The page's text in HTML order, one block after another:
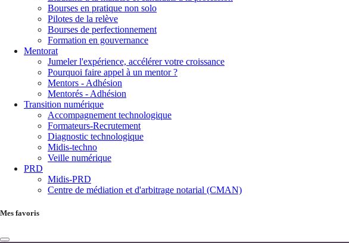
Bourses en pratique non solo
Pilotes de la relève
Bourses de perfectionnement
Formation en gouvernance
Mentorat
Jumeler l'expérience, accélérer votre croissance
Pourquoi faire appel à un mentor ?
Mentors - Adhésion
Mentorés - Adhésion
Transition numérique
Accompagnement technologique
Formateurs-Recrutement
Diagnostic technologique
Midis-techno
Veille numérique
PRD
Midis-PRD
Centre de médiation et d'arbitrage notarial (CMAN)
Mes favoris